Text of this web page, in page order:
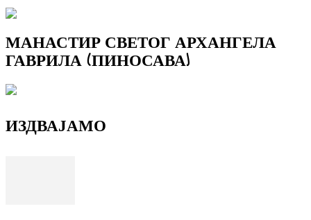
МАНАСТИР СВЕТОГ АРХАНГЕЛА
ГАВРИЛА (ПИНОСАВА)
ИЗДВАЈАМО